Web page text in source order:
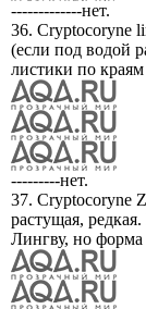
-------------нет.
36. Cryptocoryne
(если под водой
листики по
---------нет.
37. Cryptocoryne
растущая,
Лингву, но форма